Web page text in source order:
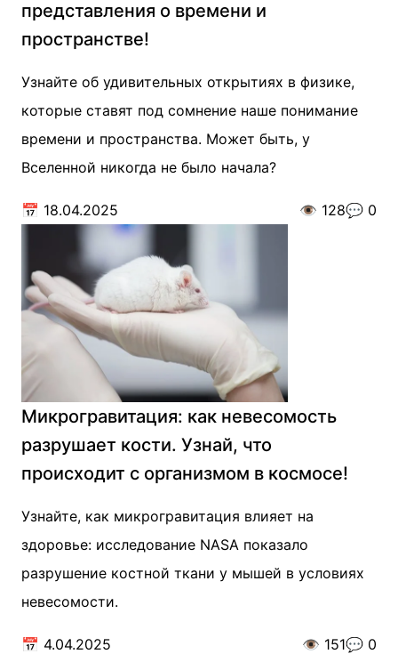
представления о времени и
пространстве!
Узнайте об удивительных открытиях в физике,
которые ставят под сомнение наше понимание
времени и пространства. Может быть, у
Вселенной никогда не было начала?
📅 18.04.2025 👁️ 128💬 0
Микрогравитация: как невесомость
разрушает кости. Узнай, что
происходит с организмом в космосе!
Узнайте, как микрогравитация влияет на
здоровье: исследование NASA показало
разрушение костной ткани у мышей в условиях
невесомости.
📅 4.04.2025 👁️ 151💬 0